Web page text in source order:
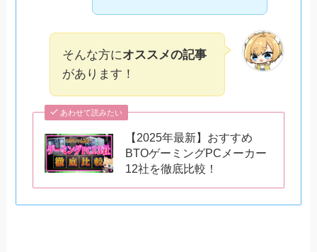
そんな方にオススメの記事
があります！
あわせて読みたい
【2025年最新】おすすめ
BTOゲーミングPCメーカー
12社を徹底比較！